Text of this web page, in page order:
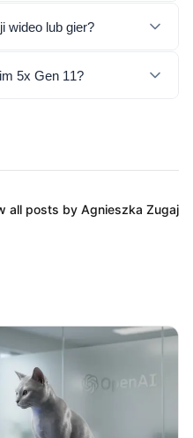
wideo lub gier?
5x Gen 11?
all posts by Agnieszka Zugaj